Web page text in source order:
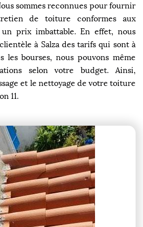
sommes reconnues pour fournir
de toiture conformes aux
prix imbattable. En effet, nous
à Salza des tarifs qui sont à
les bourses, nous pouvons même
selon votre budget. Ainsi,
et le nettoyage de votre toiture
11.